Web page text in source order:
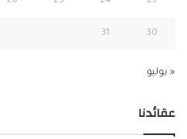
30
31
« يوليو
عقائدنا